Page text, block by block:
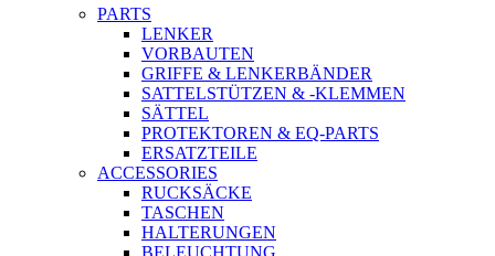
PARTS
LENKER
VORBAUTEN
GRIFFE & LENKERBÄNDER
SATTELSTÜTZEN & -KLEMMEN
SÄTTEL
PROTEKTOREN & EQ-PARTS
ERSATZTEILE
ACCESSORIES
RUCKSÄCKE
TASCHEN
HALTERUNGEN
BELEUCHTUNG